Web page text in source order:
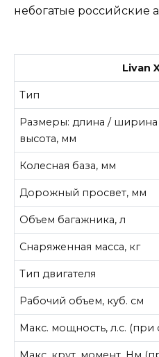
небогатые российские
Livan
Тип
Размеры: длина /
высота, мм
Колесная база, мм
Дорожный просвет, мм
Объем багажника, л
Снаряженная масса, кг
Тип двигателя
Рабочий объем, куб. см
Макс. мощность, л.с. (при